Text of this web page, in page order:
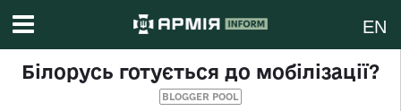
EN
Білорусь готується до мобілізації?
BLOGGER POOL